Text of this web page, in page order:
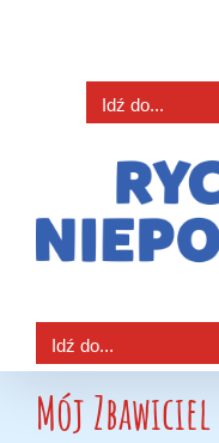
Idź do...
Idź do...
Mój Zbawiciel